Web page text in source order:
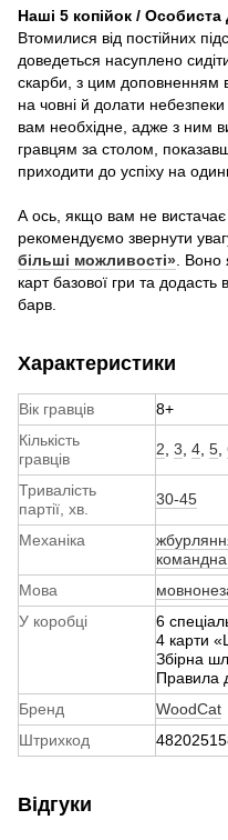
Наші 5 копійок /
Втомилися від постійних
доведеться насуплено
скарби, з цим доповненням
на човні й долати
вам необхідне, адже з ним
гравцям за столом,
приходити до успіху на
А ось, якщо вам не вистачає
рекомендуємо звернути
більші можливості» . Воно
карт базової гри та
барв.
Характеристики
Вік гравців
8+
Кількість
гравців
2 3 4 5
Тривалість
партії, хв.
30-45
Механіка
командна
Мова
У коробці
6
4 карти
Збірна
Правила
Бренд
WoodCat
Штрихкод
Відгуки